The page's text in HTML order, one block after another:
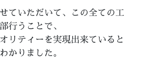
ていただいて、この全ての工
行うことで、
リティーを実現出来ていると
かりました。